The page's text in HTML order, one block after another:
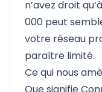
n’avez droit
000 peut
votre réseau
paraître limité.
Ce qui nous